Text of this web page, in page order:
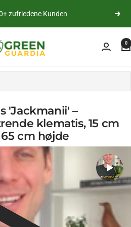
Expertenberatung
Guardia - Ihr Experte für Schädlinge und 0
'Jackmanii' –
klematis, 15 cm
cm højde